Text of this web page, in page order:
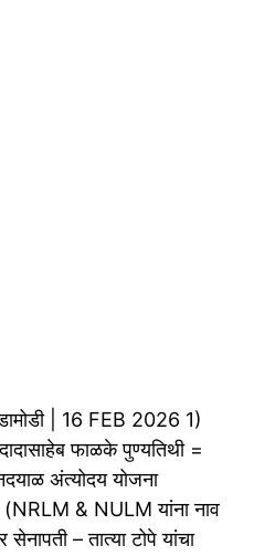
| 16 FEB 2026 1)
फाळके पुण्यतिथी =
अंत्योदय योजना
& NULM यांना नाव
– तात्या टोपे यांचा